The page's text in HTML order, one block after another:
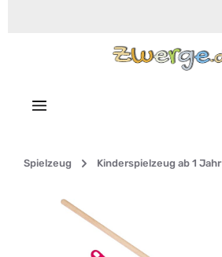
Spielzeug Kinderspielzeug ab 1 Jahr
Bildergalerie überspringen